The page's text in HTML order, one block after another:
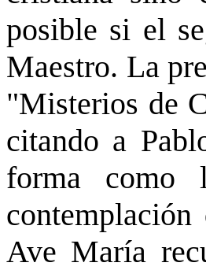
posible si el
Maestro. La
"Misterios de
citando a
forma como
Ave María